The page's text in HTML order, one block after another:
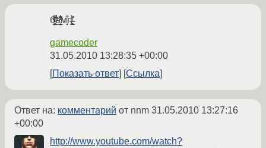
б̵̺͖̖͇̤͔̺̥̃ͫͬ̎ͪ̚͢͟а̜̳̦͈̠͇ͯ̾͋̽͂̓͘м̗̘͋ͅп̸̶̖͇̗̟̭͖͓̥̑̑̈́̽
gamecoder
31.05.2010 13:28:35 +00:00
Показать ответ
Ссылка
Ответ на: комментарий от nnm 31.05.2010 13:27:16
+00:00
http://www.youtube.com/watch?